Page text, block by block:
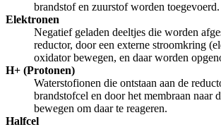
brandstof en zuurstof worden toegevoerd.
Elektronen
Negatief geladen deeltjes die worden
reductor, door een externe stroomkring
oxidator bewegen, en daar worden
H+ (Protonen)
Waterstofionen die ontstaan aan de
brandstofcel en door het membraan naar
bewegen om daar te reageren.
Halfcel